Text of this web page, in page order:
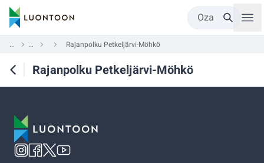
Oza
... ... Rajanpolku Petkeljärvi-Möhkö
Rajanpolku Petkeljärvi-Möhkö